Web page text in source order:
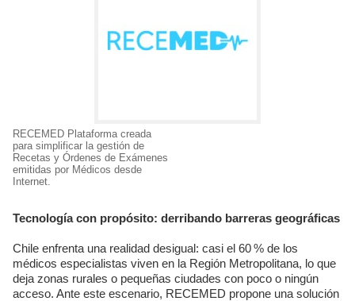
RECEMED Plataforma creada
para simplificar la gestión de
Recetas y Órdenes de Exámenes
emitidas por Médicos desde
Internet.
Tecnología con propósito: derribando barreras geográficas
Chile enfrenta una realidad desigual: casi el 60 % de los
médicos especialistas viven en la Región Metropolitana, lo que
deja zonas rurales o pequeñas ciudades con poco o ningún
acceso. Ante este escenario, RECEMED propone una solución